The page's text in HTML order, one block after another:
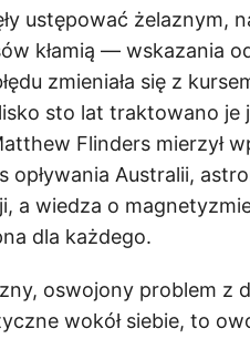
ustępować żelaznym,
kłamią — wskazania
zmieniała się z
sto lat traktowano je
Flinders mierzył
Australii,
a wiedza o
dla każdego.
oswojony problem z
wokół siebie, to